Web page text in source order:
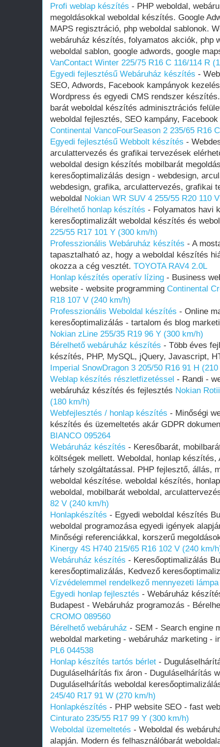
Profi weblap készítés - PHP weboldal,
megoldásokkal weboldal készítés. Google
MAPS regisztráció, php weboldal sablonok.
webáruház készítés, folyamatos akciók, php
weboldal sablon, google adwords, google
VanContact Winter 225/75 R16 C 116/114 R
Egyedi fejlesztésű Webáruház készítés -
SEO, Adwords, Facebook kampányok
Wordpress és egyedi CMS rendszer
barát weboldal készítés adminisztrációs
weboldal fejlesztés, SEO kampány,
Continental VancoFourSeason 2 235/65 R16
Egyedi fejlesztésű Webbolt készítés -
arculattervezés és grafikai tervezések
weboldal design készítés mobilbarát
keresőoptimalizálás design - webdesign,
webdesign, grafika, arculattervezés, grafikai
weboldal Nokian WR SUV 4 255/55 R20 110
Bérelhető honlap készítés - Folyamatos havi
keresőoptimalizált weboldal készítés és
225/55 R17 101 Y (300 km/h)
Professzionális Webáruház készítés - A
tapasztalható az, hogy a weboldal készítés
okozza a cég vesztét. TOYOTA RAV4 2.0L
Honlap készítés operatív lízing - Business
website - website programming Continental
R18 107 V (240 km/h)
Professzionális Weboldal készítés - Online
keresőoptimalizálás - tartalom és blog
Nokian zLine 255/35 R19 96 Y (300 km/h)
Bérelhető webáruház készítés - Több éves
készítés, PHP, MySQL, jQuery, Javascript,
Imperial SnowDragon 3 205/50 R16 91 H
Weblap készítés részletfizetéssel - Randi -
webáruház készítés és fejlesztés Nokian
(180 km/h)
Webfejlesztés / honlap készítés - Minőségi
készítés és üzemeltetés akár GDPR
BIANCO 095264
Webáruház készítés - Keresőbarát,
költségek mellett. Weboldal, honlap
tárhely szolgáltatással. PHP fejlesztő, állás,
weboldal készítése. weboldal készítés,
weboldal, mobilbarát weboldal,
82 V (240 km/h)
Honlapkészítés - Egyedi weboldal készítés
weboldal programozása egyedi igények
Minőségi referenciákkal, korszerű
Kinergy 4S H740 215/65 R16 102 V (240 km/
Webáruház készítés - Keresőoptimalizálás
keresőoptimalizálás, Kedvező
Vízvédelemmel rendelkező mennyezeti lámpa
Egyedi honlap fejlesztés - Webáruház
Budapest - Webáruház programozás -
CROMO 089560
Bérelhető webáruház - SEM - Search engine
weboldal marketing - webáruház marketing -
PL6 044538
Honlap készítés tartós bérlet -
Duguláselhárítás fix áron - Duguláselhárítás
Duguláselhárítás weboldal
245/40 R17 91 W (270 km/h)
Honlapkészítés - PHP website SEO - fast
Cinturato 235/55 R17 99 Y (300 km/h)
Weboldal üzemeltetés - Weboldal és
alapján. Modern és felhasználóbarát